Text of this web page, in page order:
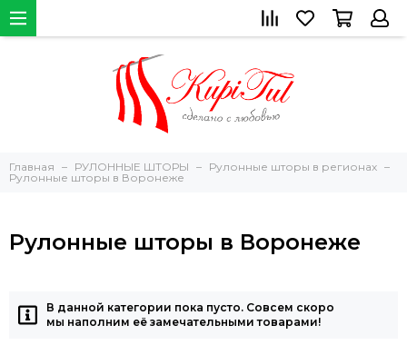
Главная РУЛОННЫЕ ШТОРЫ
Рулонные шторы в регионах
Рулонные шторы в Воронеже
Рулонные шторы в Воронеже
В данной категории пока пусто. Совсем скоро
мы наполним её замечательными товарами!